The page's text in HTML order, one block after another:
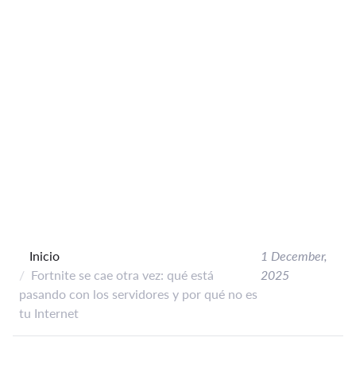
Inicio
Fortnite se cae otra vez: qué está
pasando con los servidores y por qué no es
tu Internet
1 December,
2025